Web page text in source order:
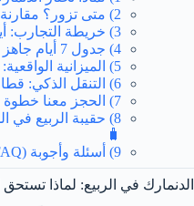
2) متى تزور؟ مقارنة مارس/أبريل/مايو + جدول تجهيز
3) خريطة التجارب: أين تذهب وماذا تفعل في الربيع؟
4) جدول 7 أيام جاهز ✅ (قابل للتخصيص)
5) الميزانية الواقعية: كم تصرف يوميًا؟ + جدول تكلفة
6) التنقل الذكي: قطارات/مترو/دراجة/سائق خاص 🚗
7) الحجز معنا خطوة بخطوة: عقد + شفافية + Checklist
8) حقيبة الربيع في
🧳
9) أسئلة وأجوبة (FAQ)
الدنمارك في الربيع: لماذا تستحق الرحلة؟